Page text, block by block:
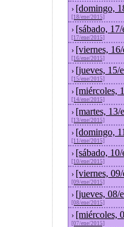
› [domingo,
[18/ene/2015]
› [sábado,
[17/ene/2015]
› [viernes,
[16/ene/2015]
› [jueves, 15/
[15/ene/2015]
› [miércoles,
[14/ene/2015]
› [martes, 13/
[13/ene/2015]
› [domingo,
[11/ene/2015]
› [sábado,
[10/ene/2015]
› [viernes,
[09/ene/2015]
› [jueves, 08/
[08/ene/2015]
› [miércoles,
[07/ene/2015]